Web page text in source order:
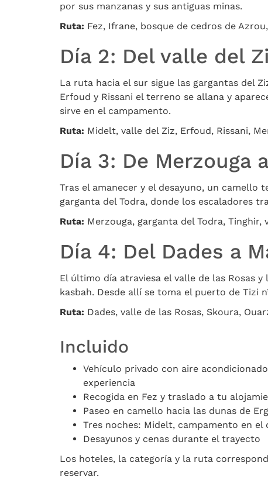
por sus manzanas y sus antiguas minas.
Ruta: Fez, Ifrane, bosque de cedros de
Día 2: Del valle del
La ruta hacia el sur sigue las gargantas del
Erfoud y Rissani el terreno se allana y
sirve en el campamento.
Ruta: Midelt, valle del Ziz, Erfoud, Rissani,
Día 3: De Merzouga
Tras el amanecer y el desayuno, un camello
garganta del Todra, donde los escaladores
Ruta: Merzouga, garganta del Todra, Tinghir,
Día 4: Del Dades a
El último día atraviesa el valle de las Rosas
kasbah. Desde allí se toma el puerto de Tizi
Ruta: Dades, valle de las Rosas, Skoura,
Incluido
Vehículo privado con aire
experiencia
Recogida en Fez y traslado a tu
Paseo en camello hacia las dunas de
Tres noches: Midelt, campamento en el
Desayunos y cenas durante el trayecto
Los hoteles, la categoría y la ruta
reservar.